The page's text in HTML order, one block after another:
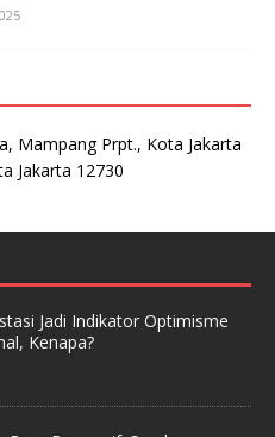
Mampang Prpt., Kota Jakarta
Jakarta 12730
Jadi Indikator Optimisme
Kenapa?